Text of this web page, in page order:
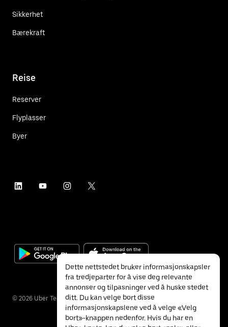
Sikkerhet
Bærekraft
Reise
Reserver
Flyplasser
Byer
© 2026 Uber Technologies Inc.
Dette nettstedet bruker informasjonskapsler
fra tredjeparter for å vise deg relevante
annonser og tilpasninger ved å huske stedet
ditt. Du kan velge bort disse
informasjonskapslene ved å velge «Velg
bort»-knappen nedenfor. Hvis du har en